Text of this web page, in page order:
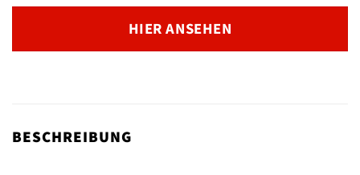
HIER ANSEHEN
BESCHREIBUNG